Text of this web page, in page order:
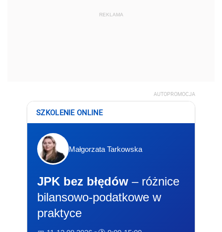
REKLAMA
AUTOPROMOCJA
SZKOLENIE ONLINE
Małgorzata Tarkowska
JPK bez błędów – różnice
bilansowo-podatkowe w
praktyce